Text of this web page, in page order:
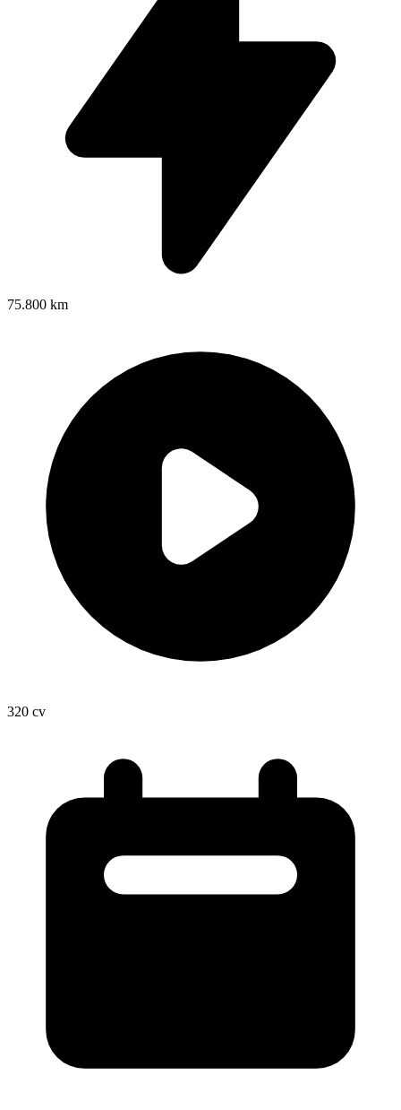
75.800 km
320 cv